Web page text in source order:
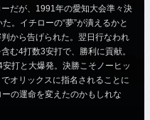
だが、1991年の愛知大会準々決
。イチローの“夢”が潰えるかと
から告げられた。翌日行なわれ
む4打数3安打で、勝利に貢献。
打と大爆発。決勝こそノーヒッ
オリックスに指名されることに
の運命を変えたのかもしれな